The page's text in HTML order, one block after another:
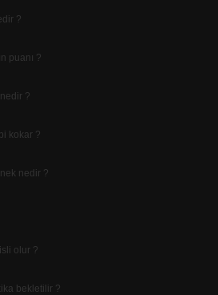
?
puanı ?
nedir ?
kokar ?
nedir ?
olur ?
bekletilir ?